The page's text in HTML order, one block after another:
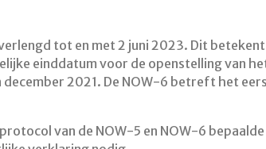
tot en met 2 juni 2023. Dit
einddatum voor de openstelling van
2021. De NOW-6 betreft het
van de NOW-5 en NOW-6 bepaalde